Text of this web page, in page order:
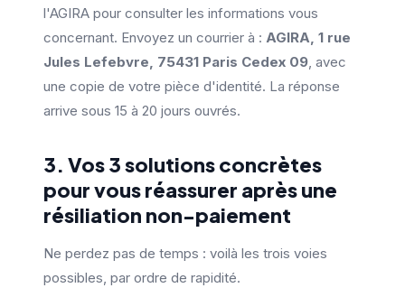
l'AGIRA pour consulter les informations vous
concernant. Envoyez un courrier à : AGIRA, 1 rue
Jules Lefebvre, 75431 Paris Cedex 09, avec
une copie de votre pièce d'identité. La réponse
arrive sous 15 à 20 jours ouvrés.
3. Vos 3 solutions concrètes
pour vous réassurer après une
résiliation non-paiement
Ne perdez pas de temps : voilà les trois voies
possibles, par ordre de rapidité.